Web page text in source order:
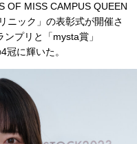
OF MISS CAMPUS QUEEN
ニック」の表彰式が開催さ
プリと「mysta賞」
冠に輝いた。